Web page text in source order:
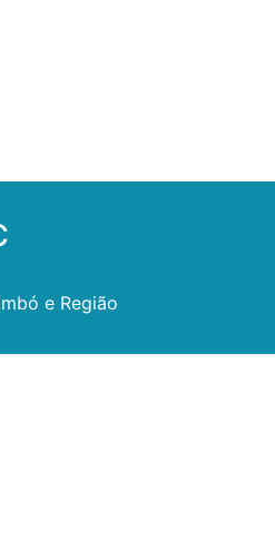
e Região